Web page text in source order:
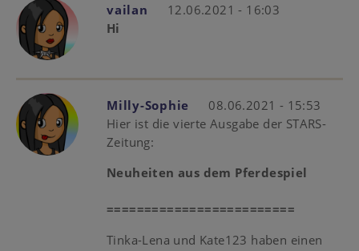
vailan
12.06.2021 - 16:03
Hi
Milly-Sophie
08.06.2021 - 15:53
Hier ist die vierte Ausgabe der STARS-
Zeitung:
Neuheiten aus dem Pferdespiel
=========================
Tinka-Lena und Kate123 haben einen